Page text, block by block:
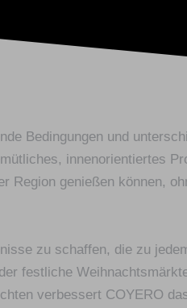
Bedingungen und
innenorientiertes
Region genießen können,
zu schaffen, die zu
festliche
verbessert COYERO